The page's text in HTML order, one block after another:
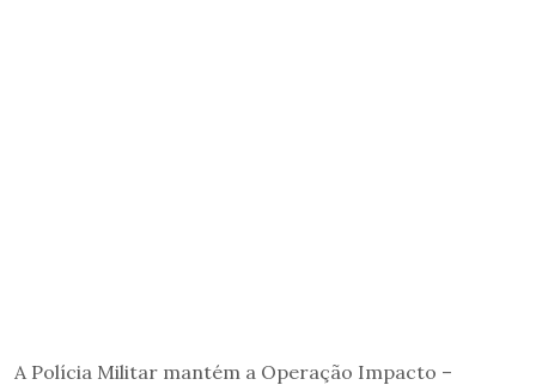
A Polícia Militar mantém a Operação Impacto –